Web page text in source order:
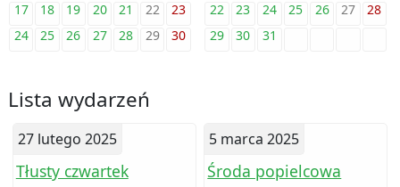
17
18 19 20 21 22
23
24
25 26 27 28 29 30
22
23 24 25 26 27
28
29
30 31
Lista wydarzeń
27 lutego 2025
Tłusty czwartek
5 marca 2025
Środa popielcowa